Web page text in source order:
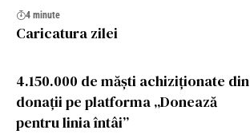
4 minute
Caricatura zilei
4.150.000 de măști achiziționate din
donații pe platforma „Donează
pentru linia întâi”